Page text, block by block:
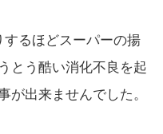
するほどスーパーの揚
とう酷い消化不良を起
が出来ませんでした。